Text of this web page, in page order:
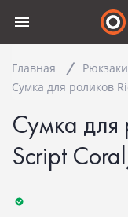
Главная
Сумка для роликов
Сумка для
Script